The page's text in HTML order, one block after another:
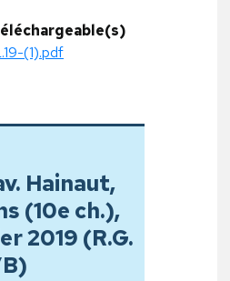
(1).pdf
Hainaut,
(10e ch.),
2019 (R.G.